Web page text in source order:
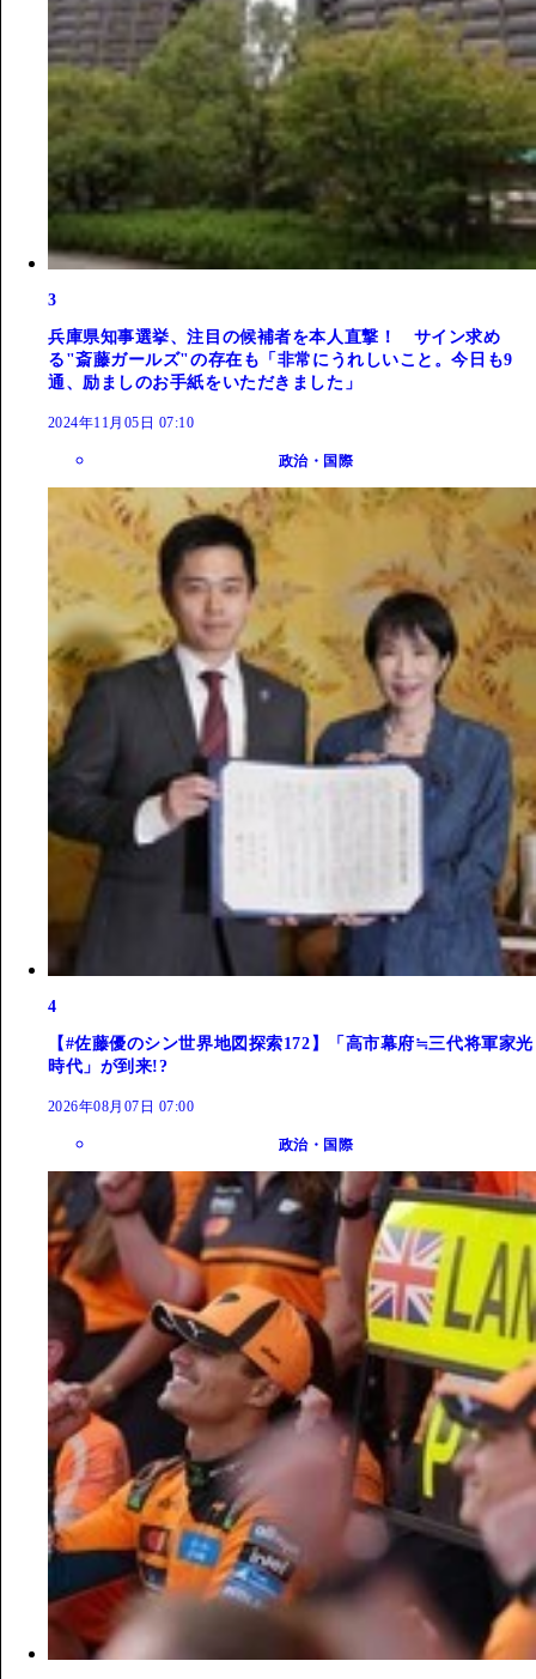
3
兵庫県知事選挙、注目の候補者を本人直撃！ サイン求め
る"斎藤ガールズ"の存在も「非常にうれしいこと。今日も9
通、励ましのお手紙をいただきました」
2024年11月05日 07:10
政治・国際
4
【#佐藤優のシン世界地図探索172】「高市幕府≒三代将軍家光
時代」が到来!?
2026年08月07日 07:00
政治・国際